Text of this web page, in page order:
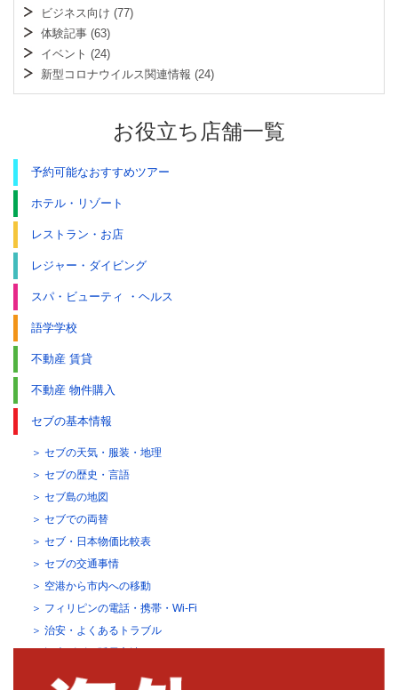
ビジネス向け (77)
体験記事 (63)
イベント (24)
新型コロナウイルス関連情報 (24)
お役立ち店舗一覧
予約可能なおすすめツアー
ホテル・リゾート
レストラン・お店
レジャー・ダイビング
スパ・ビューティ ・ヘルス
語学学校
不動産 賃貸
不動産 物件購入
セブの基本情報
セブの天気・服装・地理
セブの歴史・言語
セブ島の地図
セブでの両替
セブ・日本物価比較表
セブの交通事情
空港から市内への移動
フィリピンの電話・携帯・Wi-Fi
治安・よくあるトラブル